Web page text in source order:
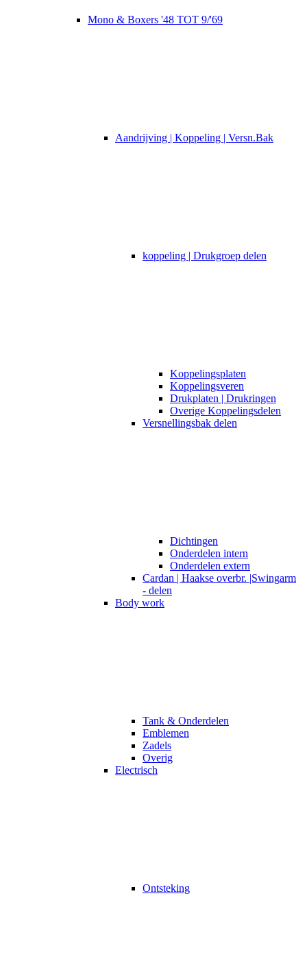
Mono & Boxers '48 TOT 9/'69
Aandrijving | Koppeling | Versn.Bak
koppeling | Drukgroep delen
Koppelingsplaten
Koppelingsveren
Drukplaten | Drukringen
Overige Koppelingsdelen
Versnellingsbak delen
Dichtingen
Onderdelen intern
Onderdelen extern
Cardan | Haakse overbr. |Swingarm
- delen
Body work
Tank & Onderdelen
Emblemen
Zadels
Overig
Electrisch
Ontsteking